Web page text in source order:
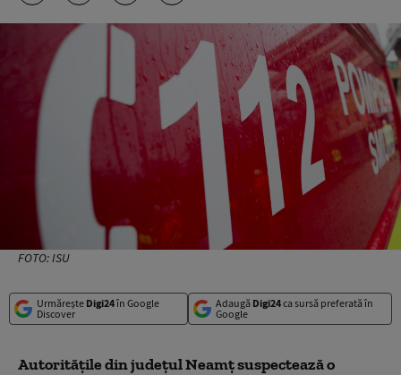
FOTO: ISU
Urmărește Digi24în Google
Discover
Adaugă Digi24ca sursă preferată în
Google
Autorităţile din judeţul Neamţ suspectează o